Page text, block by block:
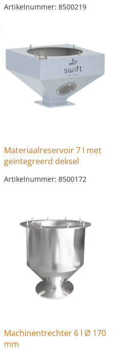
Artikelnummer: 8500219
Materiaalreservoir 7 l met
geïntegreerd deksel
Artikelnummer: 8500172
Machinentrechter 6 l Ø 170
mm